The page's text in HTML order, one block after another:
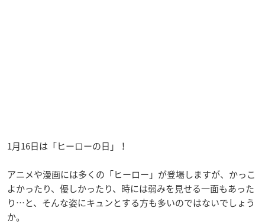
1月16日は「ヒーローの日」！
アニメや漫画には多くの「ヒーロー」が登場しますが、かっこ
よかったり、優しかったり、時には弱みを見せる一面もあった
り…と、そんな姿にキュンとする方も多いのではないでしょう
か。